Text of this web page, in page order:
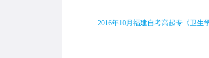
2016年10月福建自考高起专《卫生